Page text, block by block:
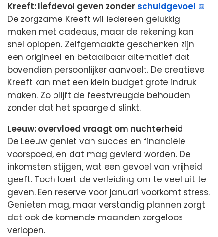
Kreeft: liefdevol geven zonder schuldgevoel
De zorgzame Kreeft wil iedereen gelukkig
maken met cadeaus, maar de rekening kan
snel oplopen. Zelfgemaakte geschenken zijn
een origineel en betaalbaar alternatief dat
bovendien persoonlijker aanvoelt. De creatieve
Kreeft kan met een klein budget grote indruk
maken. Zo blijft de feestvreugde behouden
zonder dat het spaargeld slinkt.
Leeuw: overvloed vraagt om nuchterheid
De Leeuw geniet van succes en financiële
voorspoed, en dat mag gevierd worden. De
inkomsten stijgen, wat een gevoel van vrijheid
geeft. Toch loert de verleiding om te veel uit te
geven. Een reserve voor januari voorkomt stress.
Genieten mag, maar verstandig plannen zorgt
dat ook de komende maanden zorgeloos
verlopen.